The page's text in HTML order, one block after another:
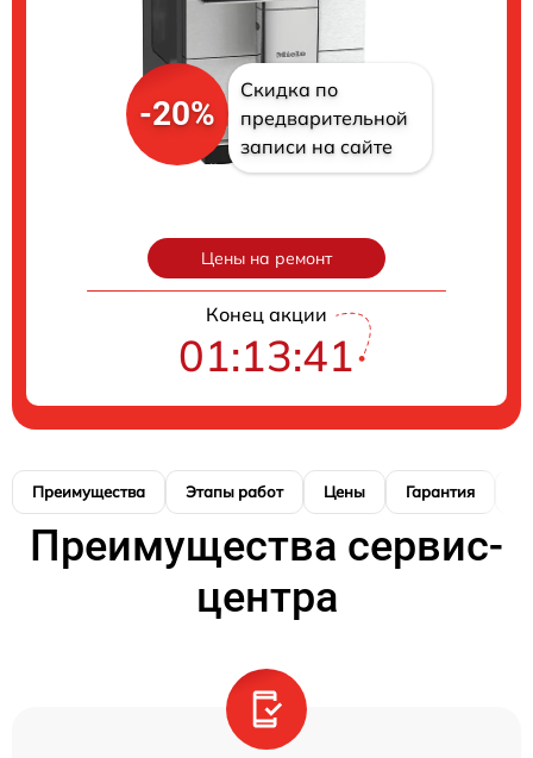
-20%
Скидка по
предварительной
записи на сайте
Цены на ремонт
Конец акции
01:13:40
Преимущества Этапы работ Цены Гарантия
Преимущества сервис-
центра